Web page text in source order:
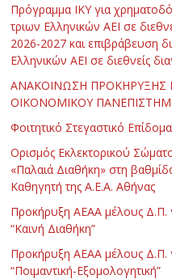
Πρόγραμμα ΙΚΥ για
τριων Ελληνικών ΑΕΙ σε
2026-2027 και επιβράβευση
Ελληνικών ΑΕΙ σε διεθνείς
ΑΝΑΚΟΙΝΩΣΗ ΠΡΟΚΗΡΥΞΗΣ
ΟΙΚΟΝΟΜΙΚΟΥ
Φοιτητικό Στεγαστικό
Ορισμός Εκλεκτορικού
«Παλαιά Διαθήκη» στη
Καθηγητή της Α.Ε.Α. Αθήνας
Προκήρυξη ΑΕΑΑ μέλους Δ.Π.
“Καινή Διαθήκη”
Προκήρυξη ΑΕΑΑ μέλους Δ.Π.
“Ποιμαντική-Εξομολογητική”